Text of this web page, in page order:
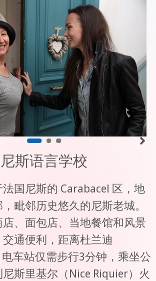
尼斯语言学校
国尼斯的 Carabacel 区，地
毗邻历史悠久的尼斯老城。
、面包店、当地餐馆和风景
通便利，距离杜兰迪
电车站仅需步行3分钟，乘坐公
斯里基尔（Nice Riquier）火